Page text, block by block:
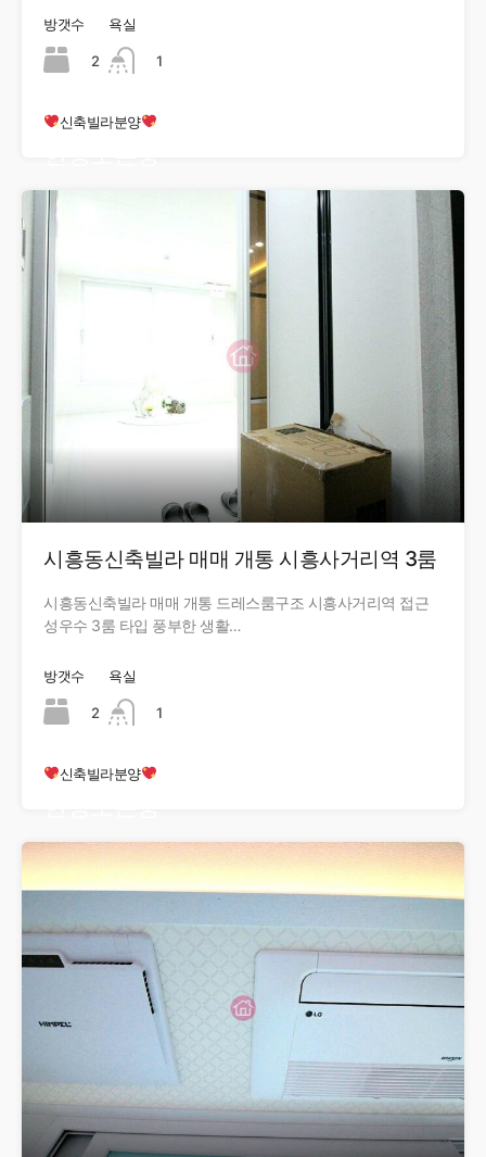
방갯수
2
욕실
1
신축빌라분양
시흥동신축빌라 매매 개통 시흥사거리역 3룸
시흥동신축빌라 매매 개통 드레스룸구조 시흥사거리역 접근
성우수 3룸 타입 풍부한 생활…
방갯수
2
욕실
1
신축빌라분양